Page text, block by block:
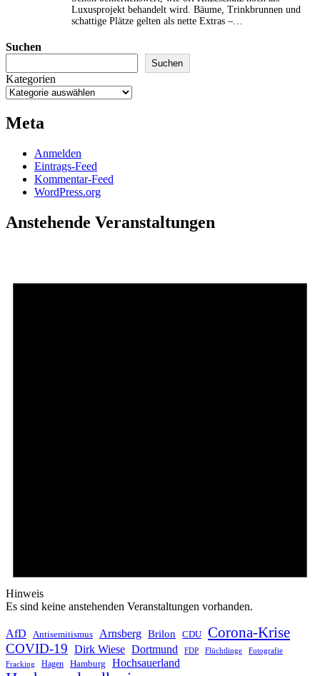
Luxusprojekt behandelt wird. Bäume, Trinkbrunnen und
schattige Plätze gelten als nette Extras –…
Suchen
Suchen
Kategorien
Meta
Anmelden
Eintrags-Feed
Kommentar-Feed
WordPress.org
Anstehende Veranstaltungen
Hinweis
Es sind keine anstehenden Veranstaltungen vorhanden.
AfD Antisemitismus Arnsberg Brilon CDU Corona-Krise
COVID-19 Dirk Wiese Dortmund FDP Flüchtlinge
Fotografie
Fracking
Hagen Hamburg Hochsauerland